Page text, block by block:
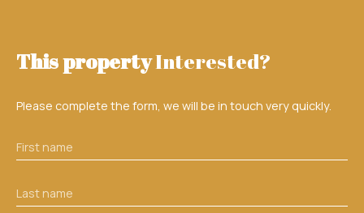
This propertyInterested?
Please complete the form, we will be in touch very quickly.
First name
Last name